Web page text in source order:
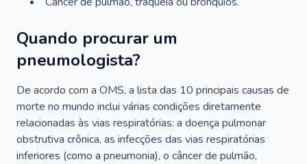
Quando procurar um
pneumologista?
De acordo com a OMS, a lista das 10 principais causas de
morte no mundo inclui várias condições diretamente
relacionadas às vias respiratórias: a doença pulmonar
obstrutiva crônica, as infecções das vias respiratórias
inferiores (como a pneumonia), o câncer de pulmão,